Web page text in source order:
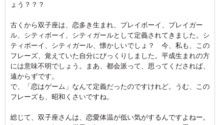
ょう？？？
古くから双子座は、恋多き生まれ、プレイボーイ、プレイガー
ル、シティボーイ、シティガールとして定義されてきました。シ
ティボーイ、シティガール、懐かしいでしょ？ 今、私も、この
フレーズ、覚えていた自分にびっくりしました。平成生まれの方
には意味不明でしょう。まあ、都会派って、思ってくだされば、
遠からずです。
で、「恋はゲーム」なんて定義だったのですけれど。うむ、この
フレーズも、昭和くさいですね。
総じて、双子座さんは、恋愛体温が低い気がするんですよねー。